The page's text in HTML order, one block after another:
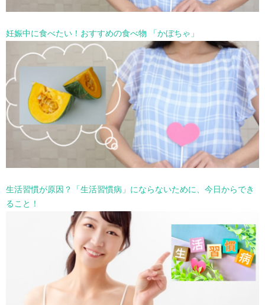
妊娠中に食べたい！おすすめの食べ物 「かぼちゃ」
生活習慣が原因？「生活習慣病」にならないために、今日からでき
ること！